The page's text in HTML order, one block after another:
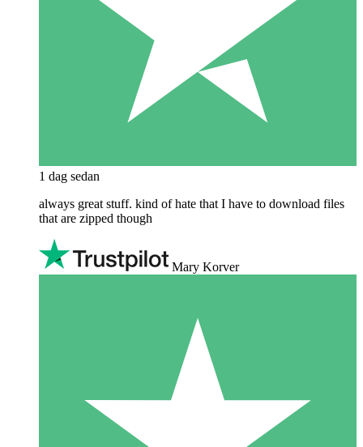
1 dag sedan
always great stuff. kind of hate that I have to download files
that are zipped though
Mary Korver